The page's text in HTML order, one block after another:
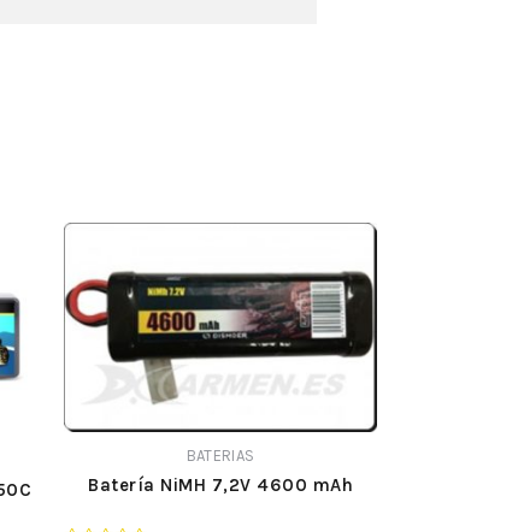
BATERIAS
Batería NiMH 7,2V 4600 mAh